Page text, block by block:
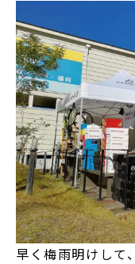
早く梅雨明けして